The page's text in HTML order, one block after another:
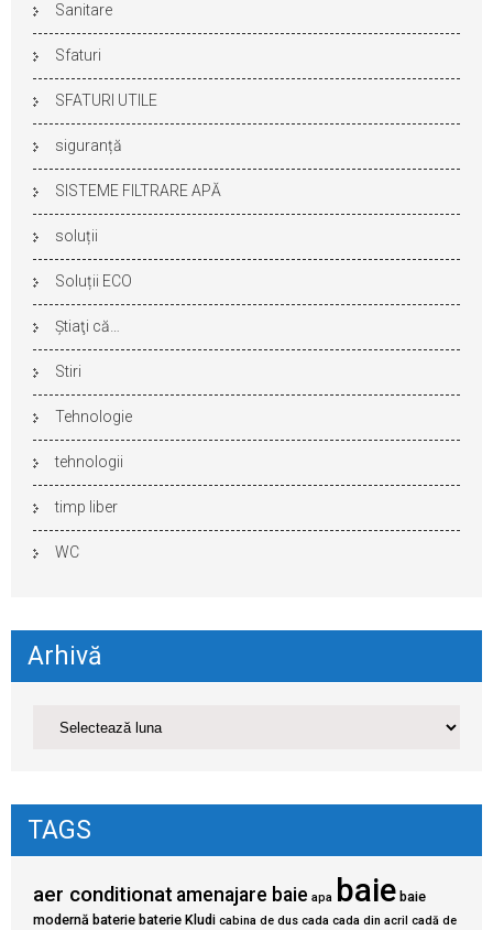
Sanitare
Sfaturi
SFATURI UTILE
siguranță
SISTEME FILTRARE APĂ
soluții
Soluții ECO
Ştiaţi că…
Stiri
Tehnologie
tehnologii
timp liber
WC
Arhivă
TAGS
aer conditionat amenajare baie apa baie baie
modernă baterie baterie Kludi cabina de dus cada cada din acril cadă de